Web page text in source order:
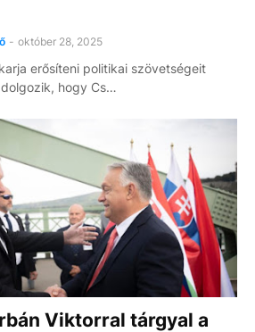
- október 28, 2025
erősíteni politikai szövetségeit
hogy Cs…
Viktorral tárgyal a